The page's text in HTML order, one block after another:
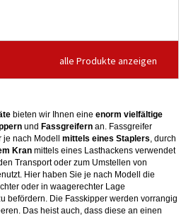
alle Produkte anzeigen
bieten wir Ihnen eine enorm vielfältige
und Fassgreifern an. Fassgreifer
nach Modell mittels eines Staplers, durch
Kran mittels eines Lasthackens verwendet
Transport oder zum Umstellen von
Hier haben Sie je nach Modell die
oder in waagerechter Lage
befördern. Die Fasskipper werden vorrangig
Das heist auch, dass diese an einen